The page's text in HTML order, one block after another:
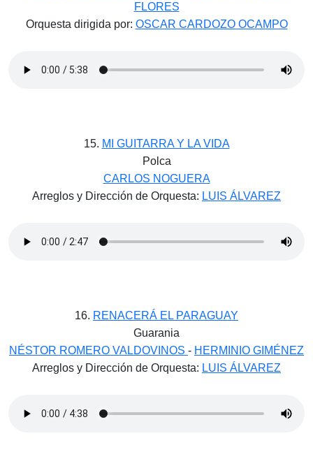
FLORES
Orquesta dirigida por: OSCAR CARDOZO OCAMPO
15. MI GUITARRA Y LA VIDA
Polca
CARLOS NOGUERA
Arreglos y Dirección de Orquesta: LUIS ÁLVAREZ
16. RENACERÁ EL PARAGUAY
Guarania
NÉSTOR ROMERO VALDOVINOS - HERMINIO GIMÉNEZ
Arreglos y Dirección de Orquesta: LUIS ÁLVAREZ